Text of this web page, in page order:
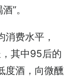
”。
费水平，
其中95后的
度酒，向微醺